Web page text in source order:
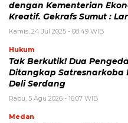
dengan Kementerian
Kreatif. Gekrafs Sumut :
Kamis, 24 Jul 2025 - 08:49 WIB
Hukum
Tak Berkutik! Dua
Ditangkap Satresnarkoba
Deli Serdang
Rabu, 5 Agu 2026 - 16:07 WIB
Medan